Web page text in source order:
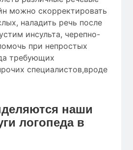
можно скорректировать
наладить речь после
инсульта, черепно-
при непростых
требующих
специалистов,вроде
наши
логопеда в